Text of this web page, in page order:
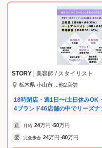
STORY | 美容師 / スタイリスト
栃木県 小山市 ...他2店舗
18時閉店・週1日〜/土日休みOK
4ブランド46店舗の中でリーズ
は予約なしで柔軟に、落ち着い
の変化に合わせた環境移行が可
正 月給 24万円~50万円
委 完全歩合 24万円~80万円